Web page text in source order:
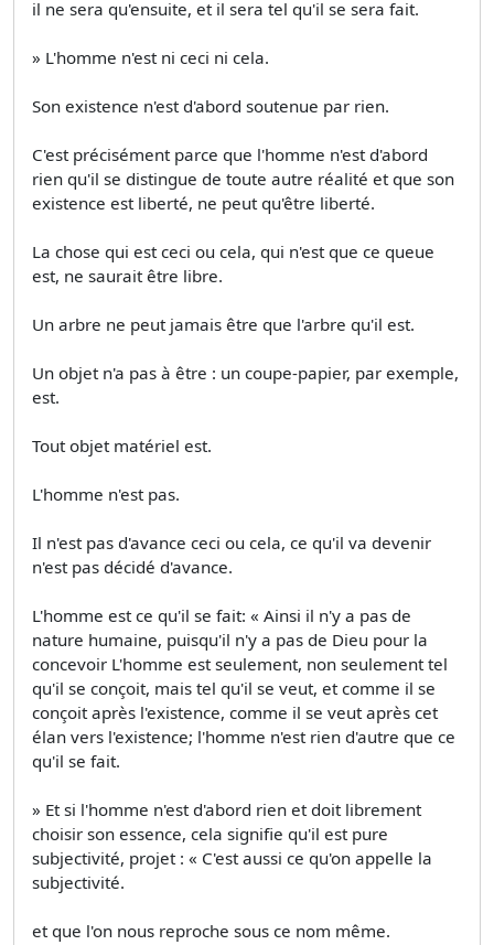
il ne sera qu'ensuite, et il sera tel qu'il se sera fait.
» L'homme n'est ni ceci ni cela.
Son existence n'est d'abord soutenue par rien.
C'est précisément parce que l'homme n'est d'abord
rien qu'il se distingue de toute autre réalité et que son
existence est liberté, ne peut qu'être liberté.
La chose qui est ceci ou cela, qui n'est que ce queue
est, ne saurait être libre.
Un arbre ne peut jamais être que l'arbre qu'il est.
Un objet n'a pas à être : un coupe-papier, par exemple,
est.
Tout objet matériel est.
L'homme n'est pas.
Il n'est pas d'avance ceci ou cela, ce qu'il va devenir
n'est pas décidé d'avance.
L'homme est ce qu'il se fait: « Ainsi il n'y a pas de
nature humaine, puisqu'il n'y a pas de Dieu pour la
concevoir L'homme est seulement, non seulement tel
qu'il se conçoit, mais tel qu'il se veut, et comme il se
conçoit après l'existence, comme il se veut après cet
élan vers l'existence; l'homme n'est rien d'autre que ce
qu'il se fait.
» Et si l'homme n'est d'abord rien et doit librement
choisir son essence, cela signifie qu'il est pure
subjectivité, projet : « C'est aussi ce qu'on appelle la
subjectivité.
et que l'on nous reproche sous ce nom même.